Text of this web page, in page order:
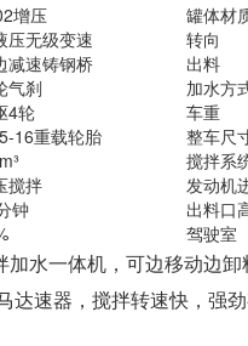
增压 罐体材
压无级变速 转向
减速铸钢桥 出料
气刹 加水方
4轮 车重
16重载轮胎 整车尺
搅拌系
搅拌 发动机
钟 出料口
驾驶室
水一体机，可边移动边卸
速器，搅拌转速快，强劲